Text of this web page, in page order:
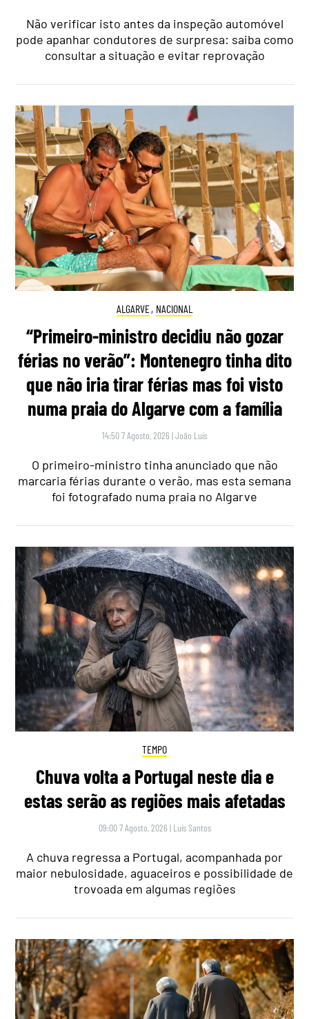
Não verificar isto antes da inspeção automóvel
pode apanhar condutores de surpresa: saiba como
consultar a situação e evitar reprovação
ALGARVE, NACIONAL
“Primeiro-ministro decidiu não gozar
férias no verão”: Montenegro tinha dito
que não iria tirar férias mas foi visto
numa praia do Algarve com a família
14:50 7 Agosto, 2026 |João Luís
O primeiro-ministro tinha anunciado que não
marcaria férias durante o verão, mas esta semana
foi fotografado numa praia no Algarve
TEMPO
Chuva volta a Portugal neste dia e
estas serão as regiões mais afetadas
09:00 7 Agosto, 2026 | Luís Santos
A chuva regressa a Portugal, acompanhada por
maior nebulosidade, aguaceiros e possibilidade de
trovoada em algumas regiões